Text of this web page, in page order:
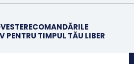
PENTRU TIMPUL TĂU LIBER